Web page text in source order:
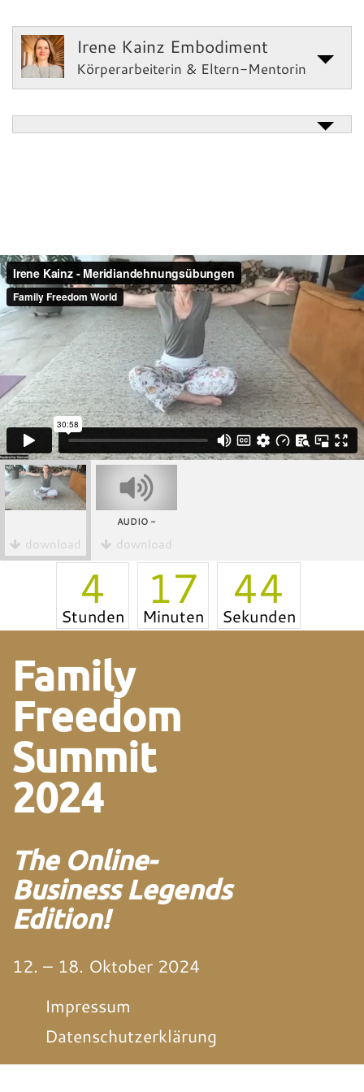
Irene Kainz Embodiment
Körperarbeiterin & Eltern-Mentorin
download
AUDIO -
download
4
Stunden 17
Minuten 44
Sekunden
Family
Freedom
Summit
2024
The Online-
Business Legends
Edition!
12. – 18. Oktober 2024
Impressum
Datenschutzerklärung